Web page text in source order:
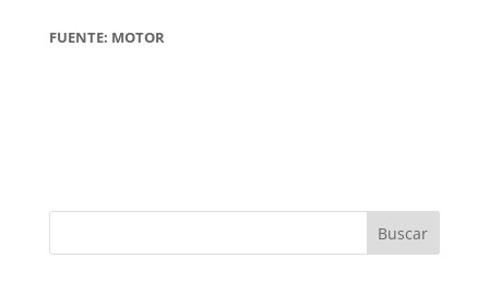
FUENTE: MOTOR